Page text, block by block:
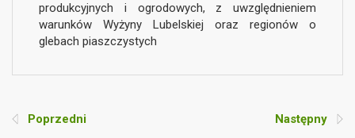
produkcyjnych i ogrodowych, z uwzględnieniem
warunków Wyżyny Lubelskiej oraz regionów o
glebach piaszczystych
Poprzedni Następny